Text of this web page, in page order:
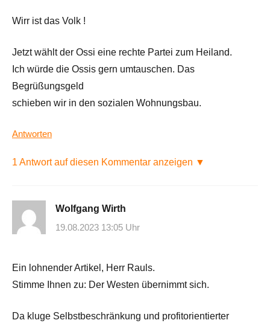
Wirr ist das Volk !
Jetzt wählt der Ossi eine rechte Partei zum Heiland.
Ich würde die Ossis gern umtauschen. Das
Begrüßungsgeld
schieben wir in den sozialen Wohnungsbau.
Antworten
1 Antwort auf diesen Kommentar anzeigen ▼
Wolfgang Wirth
19.08.2023 13:05 Uhr
Ein lohnender Artikel, Herr Rauls.
Stimme Ihnen zu: Der Westen übernimmt sich.
Da kluge Selbstbeschränkung und profitorientierter